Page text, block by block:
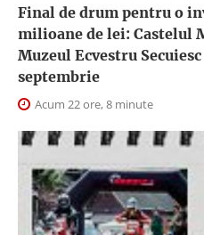
Final de drum pentru o
milioane de lei: Castelul
Muzeul Ecvestru
septembrie
Acum 22 ore, 8 minute